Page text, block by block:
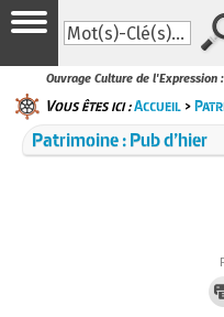
Ouvrage Culture de
Vous êtes ici :Accueil >
Patrimoine : Pub d’hier